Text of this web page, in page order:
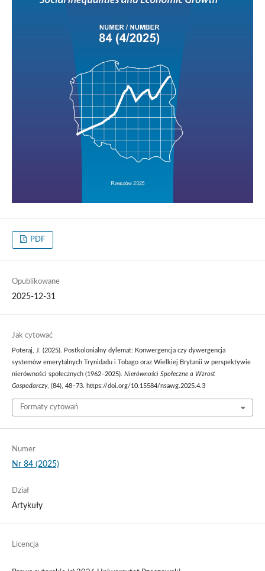
PDF
Opublikowane
2025-12-31
Jak cytować
Poteraj, J. (2025). Postkolonialny dylemat: Konwergencja czy dywergencja
systemów emerytalnych Trynidadu i Tobago oraz Wielkiej Brytanii w perspektywie
nierówności społecznych (1962–2025). Nierówności Społeczne a Wzrost
Gospodarczy, (84), 48–73. https://doi.org/10.15584/nsawg.2025.4.3
Formaty cytowań
Numer
Nr 84 (2025)
Dział
Artykuły
Licencja